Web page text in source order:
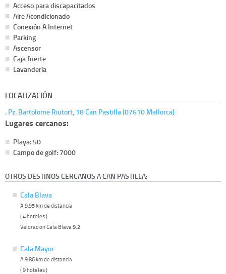
Acceso para discapacitados
Aire Acondicionado
Conexión A Internet
Parking
Ascensor
Caja fuerte
Lavandería
LOCALIZACIÓN
. Pz. Bartolome Riutort, 18 Can Pastilla (07610 Mallorca)
Lugares cercanos:
Playa: 50
Campo de golf: 7000
OTROS DESTINOS CERCANOS A CAN PASTILLA:
Cala Blava
A 9.95 km de distancia
( 4 hoteles )
Valoracion Cala Blava 9.2
Cala Mayor
A 9.86 km de distancia
( 9 hoteles )